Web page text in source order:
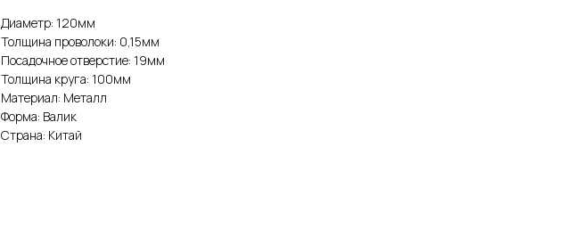
Диаметр: 120мм
Толщина проволоки: 0,15мм
Посадочное отверстие: 19мм
Толщина круга: 100мм
Материал: Металл
Форма: Валик
Страна: Китай